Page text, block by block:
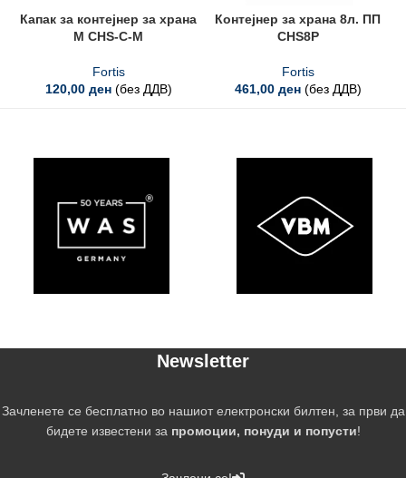
Капак за контејнер за храна
М CHS-C-M
Fortis
120,00 ден (без ДДВ)
Контејнер за храна 8л. ПП
CHS8P
Fortis
461,00 ден (без ДДВ)
Newsletter
Зачленете се бесплатно во нашиот електронски билтен, за први да
бидете известени за промоции, понуди и попусти!